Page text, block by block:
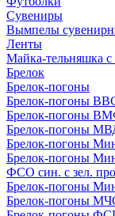
Сувениры
Вымпелы
Ленты
Майка-тельняшка
Брелок
Брелок-погоны
Брелок-погоны
Брелок-погоны
Брелок-погоны
Брелок-погоны
Брелок-погоны
ФСО син. с зел.
Брелок-погоны
Брелок-погоны